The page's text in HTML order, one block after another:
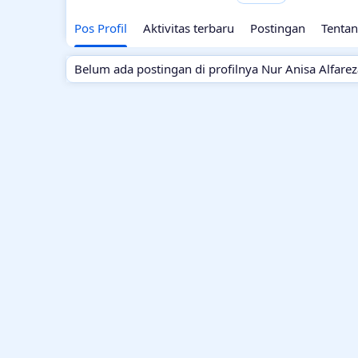
Pos Profil Aktivitas terbaru Postingan
Belum ada postingan di profilnya Nur Anisa